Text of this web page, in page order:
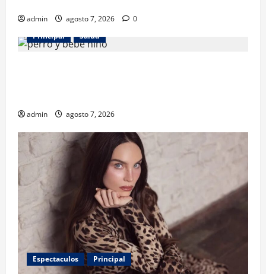
admin agosto 7, 2026
0
Principal
Salud
admin agosto 7, 2026
Espectaculos Principal